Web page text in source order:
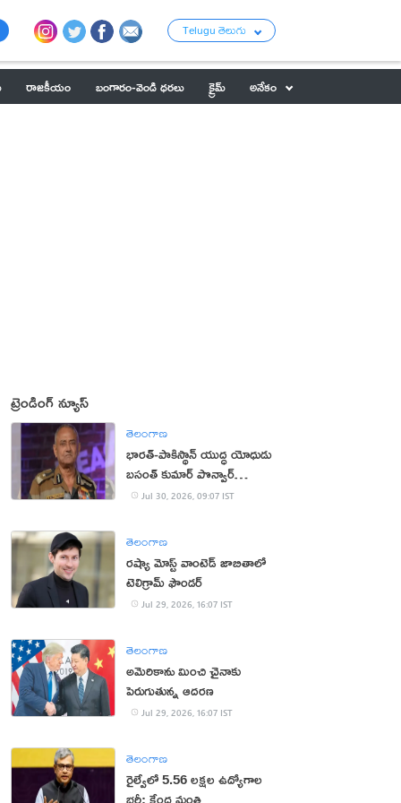
Telugu తెలుగు
రాజకీయం బంగారం-వెండి ధరలు క్రైమ్
అనేకం
ట్రెండింగ్ న్యూస్
తెలంగాణ
భార‌త్‌-పాకిస్థాన్ యుద్ధ యోధుడు
బ‌సంత్ కుమార్ పొన్వార్‌
క‌న్నుమూత‌
Jul 30, 2026, 09:07 IST
తెలంగాణ
రష్యా మోస్ట్ వాంటెడ్ జాబితాలో
టెలిగ్రామ్ ఫౌండర్
Jul 29, 2026, 16:07 IST
తెలంగాణ
అమెరికాను మించి చైనాకు
పెరుగుతున్న ఆదరణ
Jul 29, 2026, 16:07 IST
తెలంగాణ
రైల్వేలో 5.56 లక్షల ఉద్యోగాల